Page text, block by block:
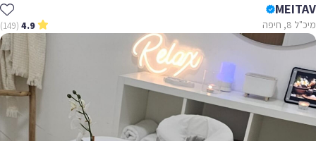
MEITAV
מיכ"ל 8, חיפה 4.9
(149)